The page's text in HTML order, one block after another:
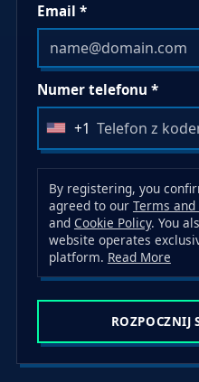
Email *
Numer telefonu *
U
n
i
t
e
d
S
t
t
e
+1
By registering, you
agreed to our Terms
and Cookie Policy. You
website operates
platform. Read More
ROZPOCZNIJ